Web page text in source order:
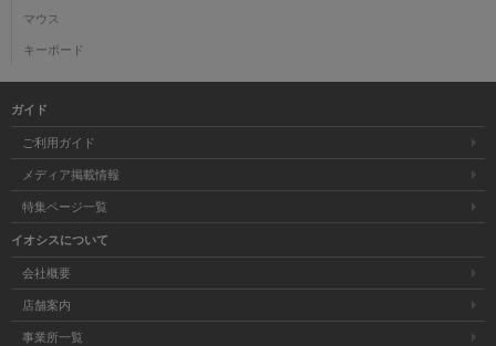
マウス
キーボード
ガイド
ご利用ガイド
メディア掲載情報
特集ページ一覧
イオシスについて
会社概要
店舗案内
事業所一覧